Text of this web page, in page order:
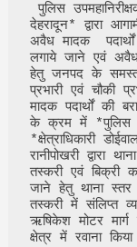
पुलिस उपमहानिरीक्षक  /वरिष्ठ पुलिस अधीक्षक महोदय जनपद
देहरादून* द्वारा
अवैध मादक
लगाये जाने एवं
हेतु जनपद के समस्त
प्रभारी एवं चौकी
मादक पदार्थों की
के क्रम में *पुलिस
*क्षेत्राधिकारी
रानीपोखरी द्वारा
तस्करी एवं बिक्री
जाने हेतु थाना स्तर
तस्करी में संलिप्त
ऋषिकेश मोटर
क्षेत्र में रवाना